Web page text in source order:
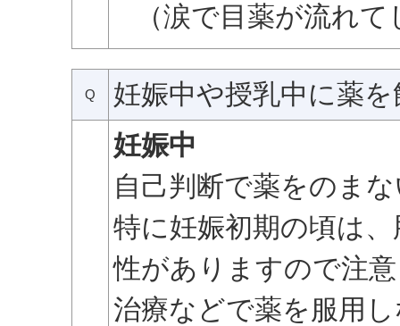
（涙で目薬が流れ
Q 妊娠中や授乳中に薬
妊娠中
自己判断で薬をのま
特に妊娠初期の頃は
性がありますので注
治療などで薬を服用